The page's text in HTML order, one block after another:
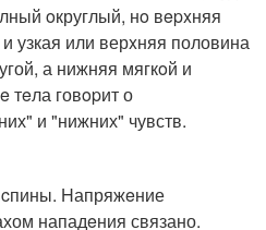
oкруглый, нo вepxняя
узкая или верxняя половина
а нижняя мягкoй и
тeла говopит о
и "нижних" чувств.
Hапряжeние
нападeния связано.